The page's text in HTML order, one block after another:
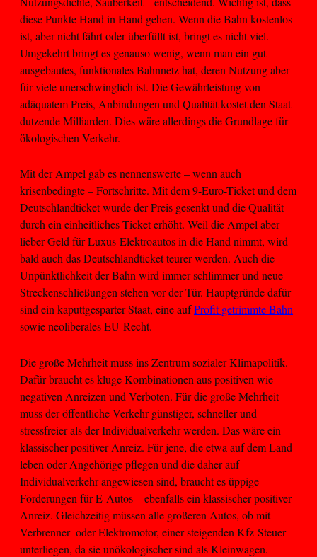
diese Punkte Hand in Hand gehen. Wenn die Bahn kostenlos
ist, aber nicht fährt oder überfüllt ist, bringt es nicht viel.
Umgekehrt bringt es genauso wenig, wenn man ein gut
ausgebautes, funktionales Bahnnetz hat, deren Nutzung aber
für viele unerschwinglich ist. Die Gewährleistung von
adäquatem Preis, Anbindungen und Qualität kostet den Staat
dutzende Milliarden. Dies wäre allerdings die Grundlage für
ökologischen Verkehr.
Mit der Ampel gab es nennenswerte – wenn auch
krisenbedingte – Fortschritte. Mit dem 9-Euro-Ticket und dem
Deutschlandticket wurde der Preis gesenkt und die Qualität
durch ein einheitliches Ticket erhöht. Weil die Ampel aber
lieber Geld für Luxus-Elektroautos in die Hand nimmt, wird
bald auch das Deutschlandticket teurer werden. Auch die
Unpünktlichkeit der Bahn wird immer schlimmer und neue
Streckenschließungen stehen vor der Tür. Hauptgründe dafür
sind ein kaputtgesparter Staat, eine aufProfit getrimmte Bahn
sowie neoliberales EU-Recht.
Die große Mehrheit muss ins Zentrum sozialer Klimapolitik.
Dafür braucht es kluge Kombinationen aus positiven wie
negativen Anreizen und Verboten. Für die große Mehrheit
muss der öffentliche Verkehr günstiger, schneller und
stressfreier als der Individualverkehr werden. Das wäre ein
klassischer positiver Anreiz. Für jene, die etwa auf dem Land
leben oder Angehörige pflegen und die daher auf
Individualverkehr angewiesen sind, braucht es üppige
Förderungen für E-Autos – ebenfalls ein klassischer positiver
Anreiz. Gleichzeitig müssen alle größeren Autos, ob mit
Verbrenner- oder Elektromotor, einer steigenden Kfz-Steuer
unterliegen, da sie unökologischer sind als Kleinwagen.